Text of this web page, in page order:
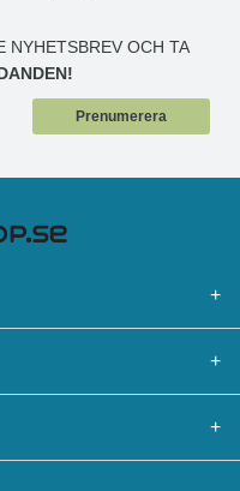
NYHETSBREV OCH TA
Prenumerera
+
+
+